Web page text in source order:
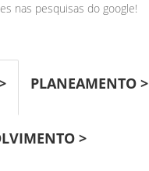
nas pesquisas do google!
PLANEAMENTO >
>